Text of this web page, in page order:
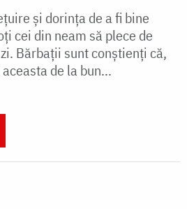
și dorința de a fi bine
cei din neam să plece de
Bărbații sunt conștienți că,
de la bun...